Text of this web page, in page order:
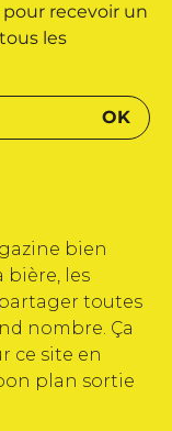
•
recevoir un
les
bien
bière, les
toutes
nombre. Ça
ce site en
plan sortie